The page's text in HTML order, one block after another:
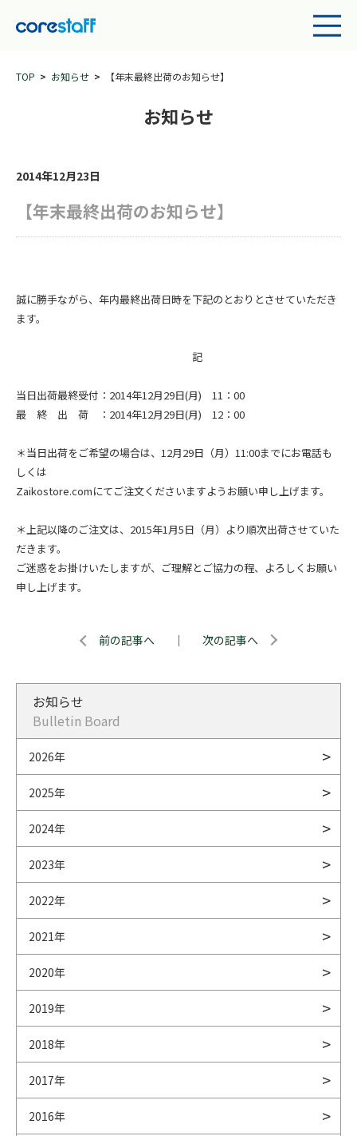
TOP お知らせ 【年末最終出荷のお知らせ】
お知らせ
2014年12月23日
【年末最終出荷のお知らせ】
誠に勝手ながら、年内最終出荷日時を下記のとおりとさせていただき
ます。
記
当日出荷最終受付：2014年12月29日(月) 11：00
最 終 出 荷 ：2014年12月29日(月) 12：00
＊当日出荷をご希望の場合は、12月29日（月）11:00までにお電話も
しくは
Zaikostore.comにてご注文くださいますようお願い申し上げます。
＊上記以降のご注文は、2015年1月5日（月）より順次出荷させていた
だきます。
ご迷惑をお掛けいたしますが、ご理解とご協力の程、よろしくお願い
申し上げます。
前の記事へ ｜ 次の記事へ
お知らせ
Bulletin Board
2026年
2025年
2024年
2023年
2022年
2021年
2020年
2019年
2018年
2017年
2016年